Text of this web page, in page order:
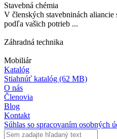
Stavebná chémia
V členských stavebninách
podľa vašich potrieb ...
Záhradná technika
Mobiliár
Katalóg
Stiahnúť katalóg (62 MB)
O nás
Členovia
Blog
Kontakt
Súhlas so spracovaním osobných